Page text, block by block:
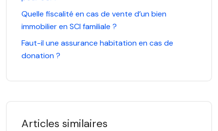
Quelle fiscalité en cas de vente d’un bien
immobilier en SCI familiale ?
Faut-il une assurance habitation en cas de
donation ?
Articles similaires